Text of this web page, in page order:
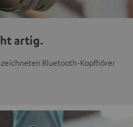
artig.
Bluetooth-Kopfhörer